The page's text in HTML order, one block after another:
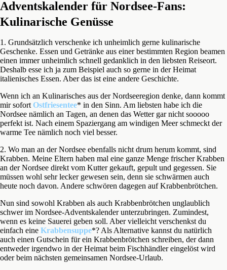
Adventskalender für Nordsee-Fans:
Kulinarische Genüsse
1. Grundsätzlich verschenke ich unheimlich gerne kulinarische
Geschenke. Essen und Getränke aus einer bestimmten Region beamen
einen immer unheimlich schnell gedanklich in den liebsten Reiseort.
Deshalb esse ich ja zum Beispiel auch so gerne in der Heimat
italienisches Essen. Aber das ist eine andere Geschichte.
Wenn ich an Kulinarisches aus der Nordseeregion denke, dann kommt
mir sofort Ostfriesentee* in den Sinn. Am liebsten habe ich die
Nordsee nämlich an Tagen, an denen das Wetter gar nicht sooooo
perfekt ist. Nach einem Spaziergang am windigen Meer schmeckt der
warme Tee nämlich noch viel besser.
2. Wo man an der Nordsee ebenfalls nicht drum herum kommt, sind
Krabben. Meine Eltern haben mal eine ganze Menge frischer Krabben
an der Nordsee direkt vom Kutter gekauft, gepult und gegessen. Sie
müssen wohl sehr lecker gewesen sein, denn sie schwärmen auch
heute noch davon. Andere schwören dagegen auf Krabbenbrötchen.
Nun sind sowohl Krabben als auch Krabbenbrötchen unglaublich
schwer im Nordsee-Adventskalender unterzubringen. Zumindest,
wenn es keine Sauerei geben soll. Aber vielleicht verschenkst du
einfach eine Krabbensuppe*? Als Alternative kannst du natürlich
auch einen Gutschein für ein Krabbenbrötchen schreiben, der dann
entweder irgendwo in der Heimat beim Fischhändler eingelöst wird
oder beim nächsten gemeinsamen Nordsee-Urlaub.